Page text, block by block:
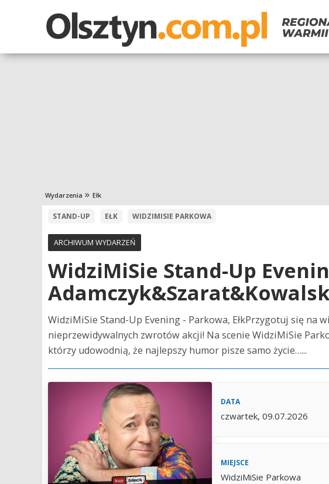
Wydarzenia Ełk
STAND-UP EŁK WIDZIMISIE PARKOWA
ARCHIWUM WYDARZEŃ
WidziMiSie Stand-Up
WidziMiSie Stand-Up Evening - Parkowa, EłkPrzygotuj się na
nieprzewidywalnych zwrotów akcji! Na scenie WidziMiSie
którzy udowodnią, że najlepszy humor pisze samo życie…...
DATA
czwartek, 09.07.2026
MIEJSCE
WidziMiSie Parkowa